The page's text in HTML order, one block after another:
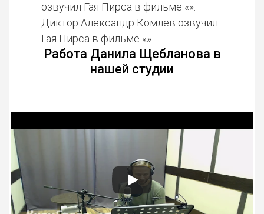
озвучил Гая Пирса в фильме «».
Диктор Александр Комлев озвучил
Гая Пирса в фильме «».
Работа Данила Щебланова в
нашей студии